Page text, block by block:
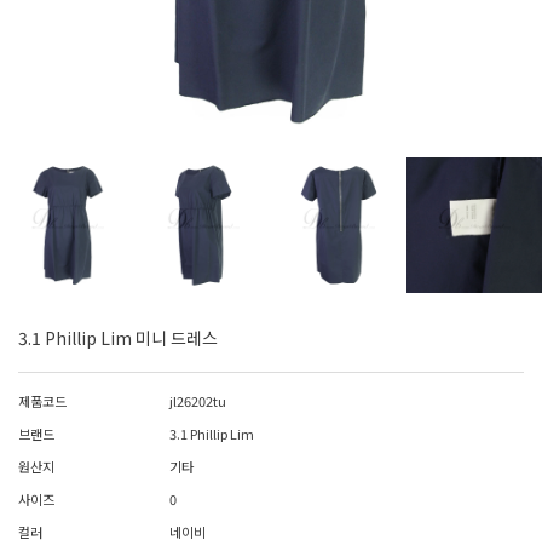
3.1 Phillip Lim 미니 드레스
제품코드
jl26202tu
브랜드
3.1 Phillip Lim
원산지
기타
사이즈
0
컬러
네이비